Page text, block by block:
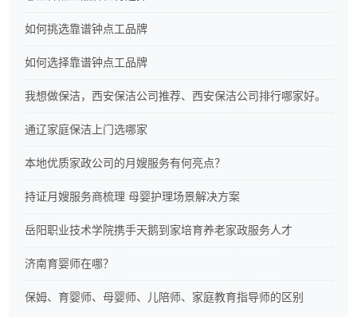
如何挑选靠谱钟点工品牌
如何选择靠谱钟点工品牌
我想做保洁，西安保洁公司推荐、西安保洁公司排行哪家好。
通辽家庭保洁上门选哪家
本地优质家政公司的月嫂服务有何亮点？
持证月嫂服务商梳理 母婴护理场景解决方案
岳阳职业技术学院携手天鹅到家培育养老家政服务人才
济南育婴师在哪？
保姆、育婴师、母婴师、儿陪师、家庭教育指导师的区别